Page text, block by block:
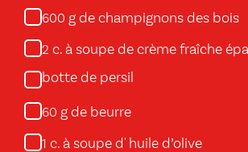
600 g de champignons des bois
2 c. à soupe de crème fraîche
botte de persil
60 g de beurre
1 c. à soupe d' huile d’olive